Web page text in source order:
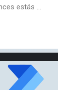
estás ...